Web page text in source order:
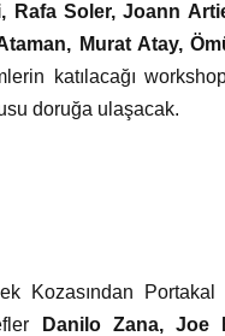
Rafa Soler, Joann
Murat Atay,
katılacağı
doruğa ulaşacak.
Portakal
Danilo Zana, Joe